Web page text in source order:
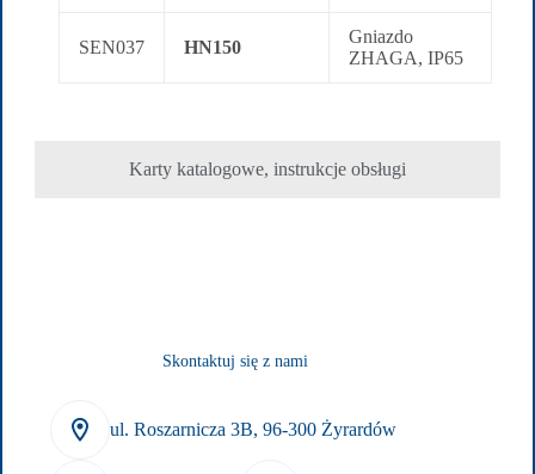
Karty katalogowe, instrukcje obsługi
SEN037 HN150
Gniazdo
ZHAGA, IP65
Skontaktuj się z nami
ul. Roszarnicza 3B, 96-300 Żyrardów